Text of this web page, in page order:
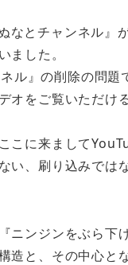
なとチャンネル』
ました。
ル』の削除の問
オをご覧いただけ
こに来まして
い、刷り込みでは
ニンジンをぶら下
造と、その中心